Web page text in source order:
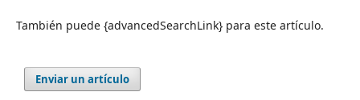
También puede {advancedSearchLink} para este artículo.
Enviar un artículo